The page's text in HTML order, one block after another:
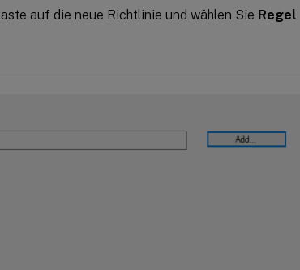
auf die neue Richtlinie und wählen Sie Regel